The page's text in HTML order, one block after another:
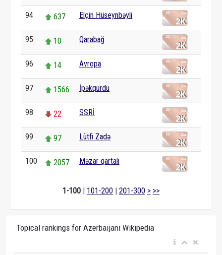
94 637 Elçin Hüseynbəyli
95 10 Qarabağ
96 14 Avropa
97 1566 İpəkqurdu
98 22 SSRİ
99 97 Lütfi Zadə
100 2057 Məzar qartalı
1-100 | 101-200 | 201-300 > >>
Topical rankings for Azerbaijani Wikipedia